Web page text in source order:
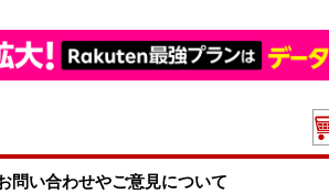
問い合わせやご意見について